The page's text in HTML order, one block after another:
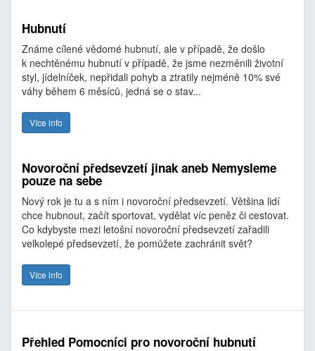
Hubnutí
Známe cílené vědomé hubnutí, ale v případě, že došlo
k nechtěnému hubnutí v případě, že jsme nezměnili životní
styl, jídelníček, nepřidali pohyb a ztratily nejméně 10% své
váhy během 6 měsíců, jedná se o stav...
Více info
Novoroční předsevzetí jinak aneb Nemysleme
pouze na sebe
Nový rok je tu a s ním i novoroční předsevzetí. Většina lidí
chce hubnout, začít sportovat, vydělat víc peněz či cestovat.
Co kdybyste mezi letošní novoroční předsevzetí zařadili
velkolepé předsevzetí, že pomůžete zachránit svět?
Více info
Přehled Pomocníci pro novoroční hubnutí